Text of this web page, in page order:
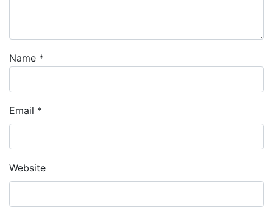
Name *
Email *
Website